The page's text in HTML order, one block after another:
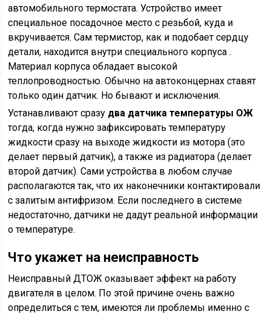
автомобильного термостата. Устройство имеет
специальное посадочное место с резьбой, куда и
вкручивается. Сам термистор, как и подобает сердцу
детали, находится внутри специального корпуса .
Материал корпуса обладает высокой
теплопроводностью. Обычно на автоконцернах ставят
только один датчик. Но бывают и исключения.
Устанавливают сразу два датчика температуры ОЖ
тогда, когда нужно зафиксировать температуру
жидкости сразу на выходе жидкости из мотора (это
делает первый датчик), а также из радиатора (делает
второй датчик). Сами устройства в любом случае
располагаются так, что их наконечники контактировали
с залитым антифризом. Если последнего в системе
недостаточно, датчики не дадут реальной информации
о температуре.
Что укажет на неисправность
Неисправный ДТОЖ оказывает эффект на работу
двигателя в целом. По этой причине очень важно
определиться с тем, имеются ли проблемы именно с